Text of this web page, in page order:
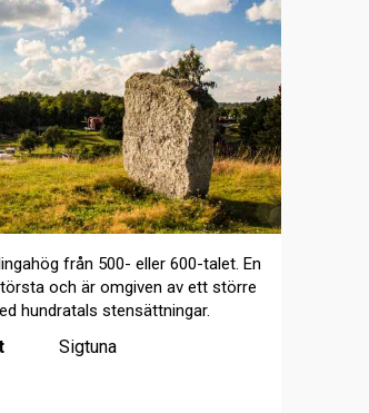
från 500- eller 600-talet. En
och är omgiven av ett större
hundratals stensättningar.
Sigtuna